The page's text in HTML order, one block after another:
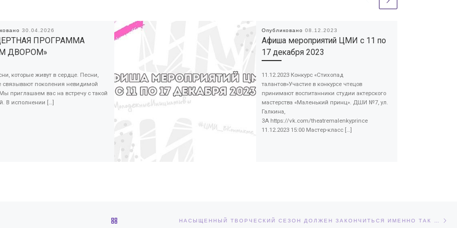
30.04.2026
ПРОГРАММА
ДВОРОМ»
которые живут в сердце. Песни,
связывают поколения невидимой
приглашаем вас на встречу с такой
В исполнении […]
Опубликовано 08.12.2023
Афиша мероприятий ЦМИ с 11 по
17 декабря 2023
11.12.2023 Конкурс «Стихопад
талантов»Участие в конкурсе чтецов
принимают воспитанники студии актерского
мастерства «Маленький принц». ДШИ №7, ул.
Галкина,
3А https://vk.com/theatremalenkyprince
11.12.2023 15:00 Мастер-класс […]
ОБРАТНО К СПИСКУ ЗАПИСЕЙ